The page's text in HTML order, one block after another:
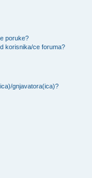
poruke?
korisnika/ce foruma?
gnjavatora(ica)?